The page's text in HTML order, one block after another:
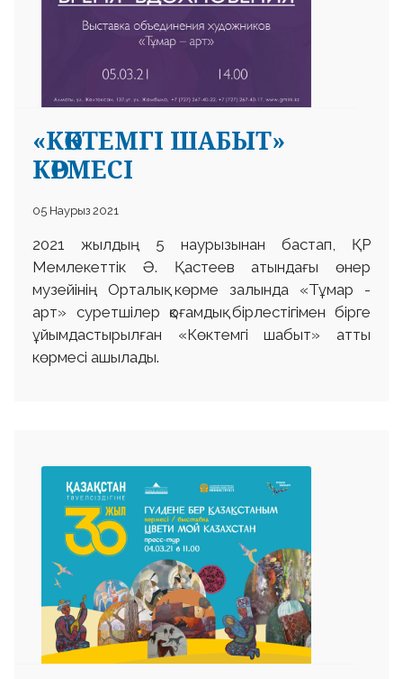
«КӨКТЕМГІ ШАБЫТ»
КӨРМЕСІ
05 Наурыз 2021
2021 жылдың 5 наурызынан бастап, ҚР
Мемлекеттік Ә. Қастеев атындағы өнер
музейінің Орталық көрме залында «Тұмар -
aрт» суретшілер қоғамдық бірлестігімен бірге
ұйымдастырылған «Көктемгі шабыт» атты
көрмесі ашылады.